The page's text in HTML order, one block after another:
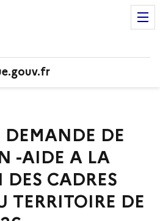
DEMANDE DE
-AIDE A LA
CADRES
TERRITOIRE DE